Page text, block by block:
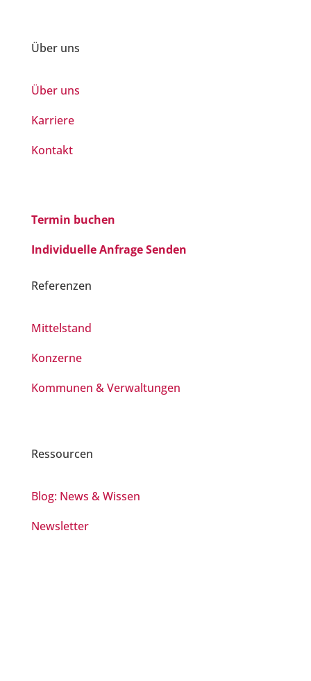
Über uns
Über uns
Karriere
Kontakt
Termin buchen
Individuelle Anfrage Senden
Referenzen
Mittelstand
Konzerne
Kommunen & Verwaltungen
Ressourcen
Blog: News & Wissen
Newsletter